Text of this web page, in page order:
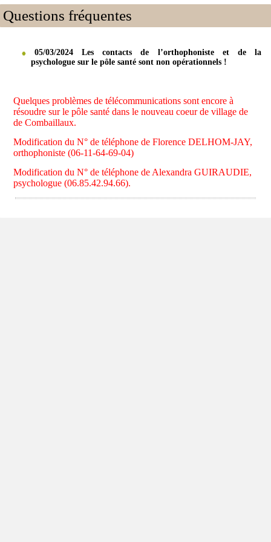
Questions fréquentes
05/03/2024 Les contacts de l’orthophoniste et de la
psychologue sur le pôle santé sont non opérationnels !
Quelques problèmes de télécommunications sont encore à
résoudre sur le pôle santé dans le nouveau coeur de village de
de Combaillaux.
Modification du N° de téléphone de Florence DELHOM-JAY,
orthophoniste (06-11-64-69-04)
Modification du N° de téléphone de Alexandra GUIRAUDIE,
psychologue (06.85.42.94.66).